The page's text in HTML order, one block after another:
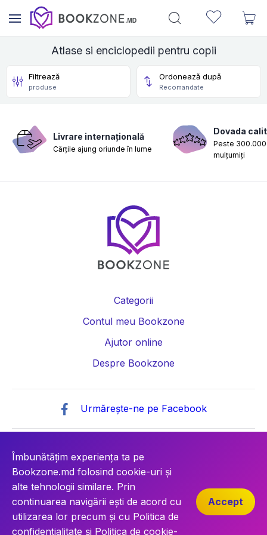
Atlase si enciclopedii pentru copii
Filtrează
produse
Ordonează după
Recomandate
Livrare internațională
Cărțile ajung oriunde în lume
Dovada
Peste
mulțumiți
Categorii
Contul meu Bookzone
Ajutor online
Despre Bookzone
Urmărește-ne pe Facebook
IDNO: 1021600042976
Îmbunătățim experiența ta pe
Bookzone.md folosind cookie-uri și
alte tehnologii similare. Prin
continuarea navigării ești de acord cu
utilizarea lor precum și cu Politica de
confidențialitate și Politica de cookie-
Accept